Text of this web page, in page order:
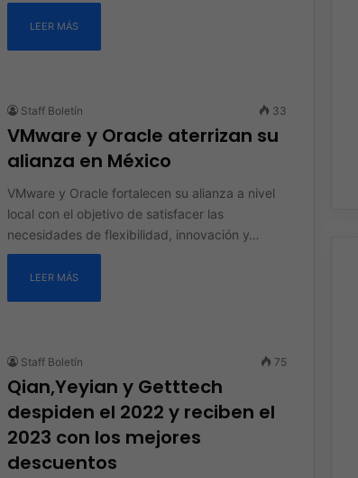
LEER MÁS
Staff Boletín 33
VMware y Oracle aterrizan su
alianza en México
VMware y Oracle fortalecen su alianza a nivel
local con el objetivo de satisfacer las
necesidades de flexibilidad, innovación y…
LEER MÁS
Staff Boletín 75
Qian,Yeyian y Getttech
despiden el 2022 y reciben el
2023 con los mejores
descuentos